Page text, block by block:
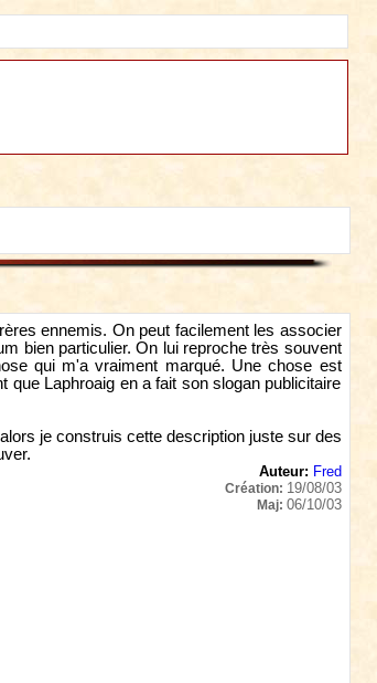
ennemis. On peut facilement les associer
bien particulier. On lui reproche très souvent
qui m'a vraiment marqué. Une chose est
Laphroaig en a fait son slogan publicitaire
je construis cette description juste sur des
Auteur: Fred
Création: 19/08/03
Maj: 06/10/03